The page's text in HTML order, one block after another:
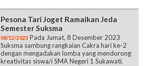
Pesona Tari Joget Ramaikan Jeda
Semester Suksma
08/12/2023 Pada Jumat, 8 Desember 2023
Suksma sambung rangkaian Cakra hari ke-2
dengan mengadakan lomba yang mendorong
kreativitas siswa/i SMA Negeri 1 Sukawati.